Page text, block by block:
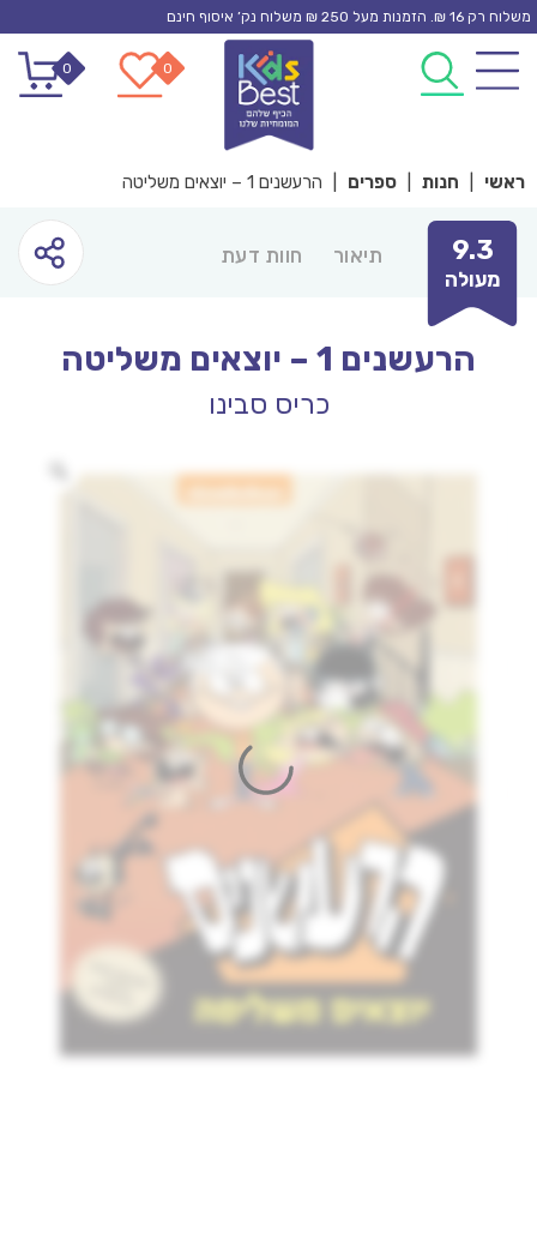
Skip
content
משלוח רק 16 ₪. הזמנות מעל 250 ₪ משלוח נק’ איסוף חינם
0
0
ראשי חנות ספרים הרעשנים 1 – יוצאים משליטה
9.3
מעולה
תיאור חוות דעת
הרעשנים 1 – יוצאים משליטה
כריס סבינו